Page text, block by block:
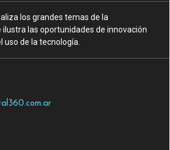
los grandes temas de la
las oportunidades de innovación
de la tecnología.